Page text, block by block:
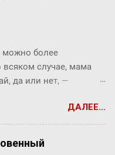
можно более
случае, мама
да или нет, ―
Во всяком случае, она
от прямого ответа
жестким окриком: ―
простой вопрос
ДАЛЕЕ...